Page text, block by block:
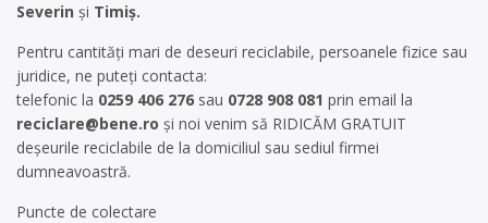
Severin și Timiș.
Pentru cantităţi mari de deseuri reciclabile, persoanele fizice sau
juridice, ne puteți contacta:
telefonic la 0259 406 276 sau 0728 908 081 prin email la
reciclare@bene.ro și noi venim să RIDICĂM GRATUIT
deșeurile reciclabile de la domiciliul sau sediul firmei
dumneavoastră.
Puncte de colectare